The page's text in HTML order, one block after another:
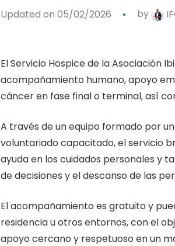
Updated on 05/02/2026 by
El Servicio Hospice de la Asociación
acompañamiento humano, apoyo
cáncer en fase final o terminal, así
A través de un equipo formado por
voluntariado capacitado, el servicio
ayuda en los cuidados personales y
de decisiones y el descanso de las
El acompañamiento es gratuito y
residencia u otros entornos, con el
apoyo cercano y respetuoso en un